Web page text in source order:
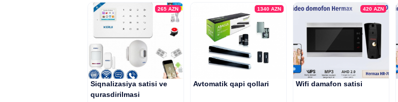
265 AZN
Siqnalizasiya satisi ve
qurasdirilmasi
1340 AZN
Avtomatik qapi qollari
420 AZN
Wifi damafon satisi